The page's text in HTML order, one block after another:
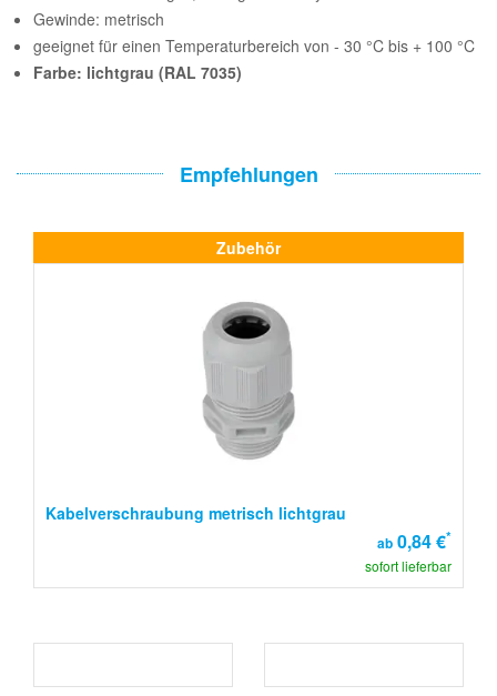
Gewinde: metrisch
geeignet für einen Temperaturbereich von - 30 °C bis + 100 °C
Farbe: lichtgrau (RAL 7035)
Empfehlungen
Zubehör
Kabelverschraubung metrisch lichtgrau
ab 0,84 €*
sofort lieferbar